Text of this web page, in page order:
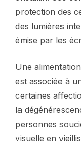
protection des
des lumières
émise par les
Une
est associée à
certaines
la
personnes
visuelle en